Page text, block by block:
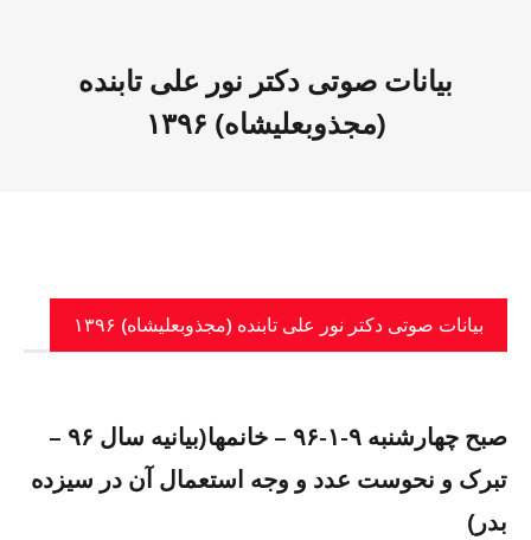
بیانات صوتی دکتر نور علی تابنده
(مجذوبعلیشاه) ۱۳۹۶
بیانات صوتی دکتر نور علی تابنده (مجذوبعلیشاه) ۱۳۹۶
صبح چهارشنبه ٩-١-٩۶ – خانمها(بيانيه سال ٩۶ –
تبرک و نحوست عدد و وجه استعمال آن در سیزده
بدر)